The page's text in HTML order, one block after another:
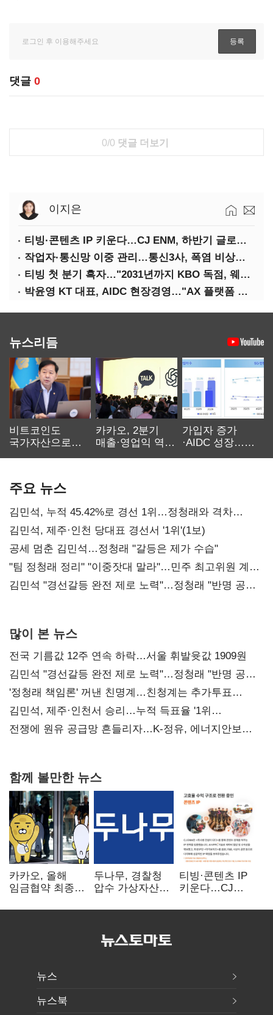
댓글 0
0/0 댓글 더보기
이지은
티빙·콘텐츠 IP 키운다…CJ ENM, 하반기 글로벌 확장 가속
작업자·통신망 이중 관리…통신3사, 폭염 비상대응 돌입
티빙 첫 분기 흑자…"2031년까지 KBO 독점, 웨이브 합병도 속도"
박윤영 KT 대표, AIDC 현장경영…"AX 플랫폼 핵심 인프라로 키운다"
뉴스리듬
비트코인도
국가자산으로…'
카카오, 2분기
매출·영업익 역대
가입자 증가
·AIDC 성장…
주요 뉴스
김민석, 누적 45.42%로 경선 1위…정청래와 격차
0.86%p(2보)
김민석, 제주·인천 당대표 경선서 '1위'(1보)
공세 멈춘 김민석…정청래 "갈등은 제가 수습"
"팀 정청래 정리" "이중잣대 말라"…민주 최고위원 계파
다툼 격화
김민석 "경선갈등 완전 제로 노력"…정청래 "반명 공세
많이 본 뉴스
전국 기름값 12주 연속 하락…서울 휘발윳값 1909원
김민석 "경선갈등 완전 제로 노력"…정청래 "반명 공세
사과부터"
'정청래 책임론' 꺼낸 친명계…친청계는 추가투표
때리기
김민석, 제주·인천서 승리…누적 득표율 '1위
탈환'(종합)
전쟁에 원유 공급망 흔들리자…K-정유, 에너지안보
함께 볼만한 뉴스
카카오, 올해
임금협약 최종
인상·격려금
두나무, 경찰청
압수 가상자산
커스터디 사업
티빙·콘텐츠 IP
키운다…CJ
글로벌 확장 가속
뉴스
뉴스북